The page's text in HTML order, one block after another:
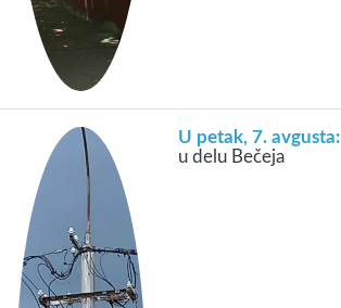
U petak, 7. avgusta:
u delu Bečeja